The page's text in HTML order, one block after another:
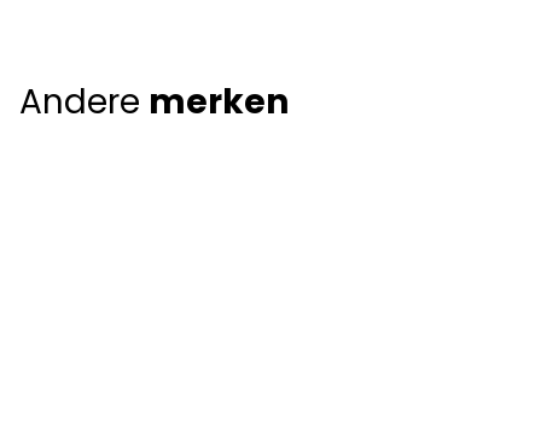
Andere merken